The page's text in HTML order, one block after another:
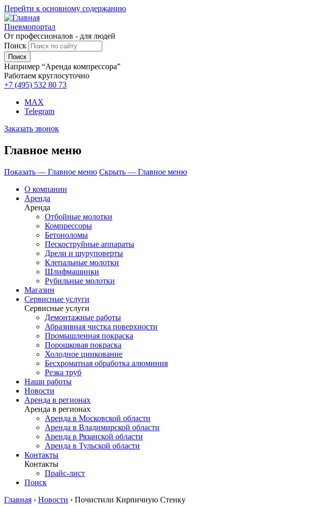
Перейти к основному содержанию
Пневмопортал
От профессионалов - для людей
Поиск
Например “Аренда компрессора”
Работаем круглосуточно
+7 (495) 532 80 73
MAX
Telegram
Заказать звонок
Главное меню
Показать — Главное меню Скрыть — Главное меню
О компании
Аренда
Аренда
Отбойные молотки
Компрессоры
Бетоноломы
Пескоструйные аппараты
Дрели и шуруповерты
Клепальные молотки
Шлифмашинки
Рубильные молотки
Магазин
Сервисные услуги
Сервисные услуги
Демонтажные работы
Абразивная чистка поверхности
Промышленная покраска
Порошковая покраска
Холодное цинкование
Бесхроматная обработка алюминия
Резка труб
Наши работы
Новости
Аренда в регионах
Аренда в регионах
Аренда в Московской области
Аренда в Владимирской области
Аренда в Рязанской области
Аренда в Тульской области
Контакты
Контакты
Прайс-лист
Поиск
Главная › Новости › Почистили Кирпичную Стенку